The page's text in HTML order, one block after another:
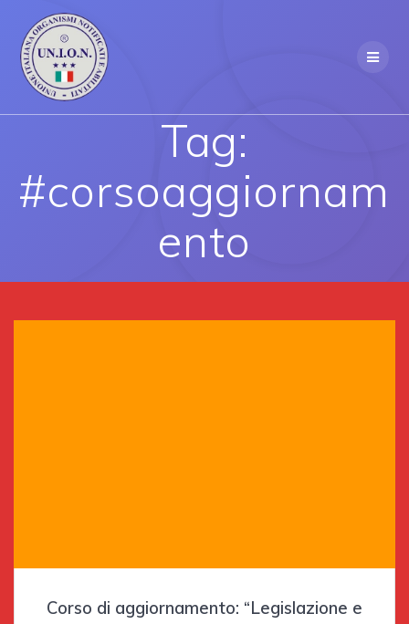
Tag:
#corsoaggiornam
ento
Corso di aggiornamento: “Legislazione e